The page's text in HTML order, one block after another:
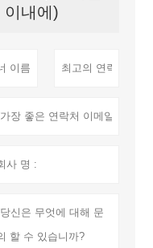
이내에)